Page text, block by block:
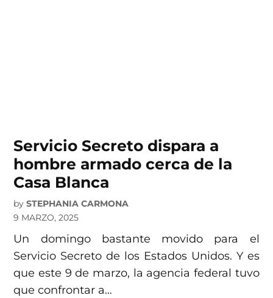
Servicio Secreto dispara a
hombre armado cerca de la
Casa Blanca
by STEPHANIA CARMONA
9 MARZO, 2025
Un domingo bastante movido para el
Servicio Secreto de los Estados Unidos. Y es
que este 9 de marzo, la agencia federal tuvo
que confrontar a…